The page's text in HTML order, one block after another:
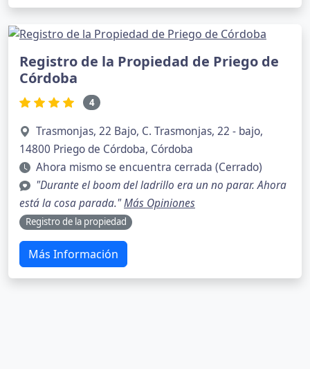
Registro de la Propiedad de Priego de
Córdoba
4
Trasmonjas, 22 Bajo, C. Trasmonjas, 22 - bajo,
14800 Priego de Córdoba, Córdoba
Ahora mismo se encuentra cerrada (Cerrado)
"Durante el boom del ladrillo era un no parar. Ahora
está la cosa parada."Más Opiniones
Registro de la propiedad
Más Información